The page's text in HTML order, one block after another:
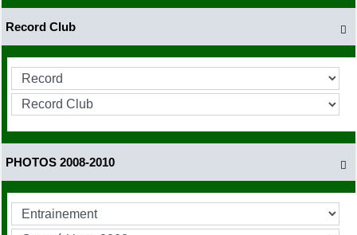

Record Club

PHOTOS 2008-2010